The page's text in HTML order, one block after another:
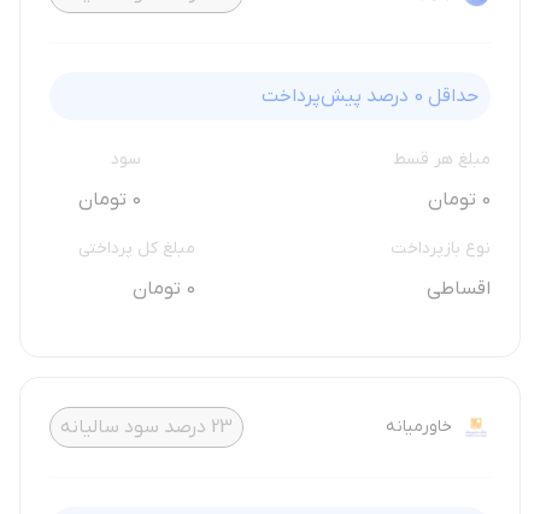
حداقل 0 درصد پیش‌پرداخت
مبلغ هر قسط
0 تومان
سود
0 تومان
نوع بازپرداخت
اقساطی
مبلغ کل پرداختی
0 تومان
خاورمیانه 23 درصد سود سالیانه